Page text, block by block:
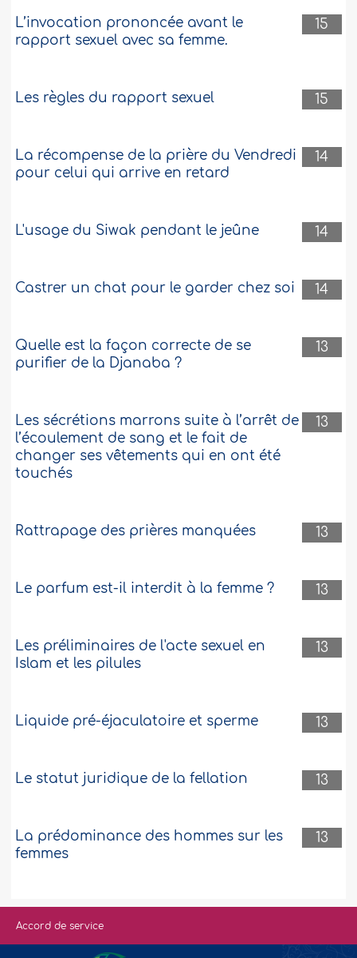
15
L’invocation prononcée avant le
rapport sexuel avec sa femme.
15
Les règles du rapport sexuel
14
La récompense de la prière du Vendredi
pour celui qui arrive en retard
14
L'usage du Siwak pendant le jeûne
14
Castrer un chat pour le garder chez soi
13
Quelle est la façon correcte de se
purifier de la Djanaba ?
13
Les sécrétions marrons suite à l’arrêt de
l’écoulement de sang et le fait de
changer ses vêtements qui en ont été
touchés
13
Rattrapage des prières manquées
13
Le parfum est-il interdit à la femme ?
13
Les préliminaires de l'acte sexuel en
Islam et les pilules
13
Liquide pré-éjaculatoire et sperme
13
Le statut juridique de la fellation
13
La prédominance des hommes sur les
femmes
Accord de service